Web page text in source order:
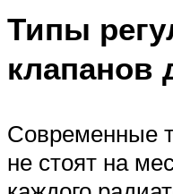
Типы
клапанов
Современные
не стоят на